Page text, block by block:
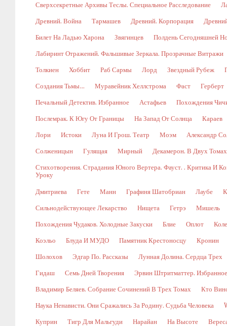
Сверхсекретные Архивы Теслы. Специальное Расследование
Древний. Война Тармашев Древний. Корпорация
Билет На Ладью Харона Звягинцев Полдень Сегодняшней
Лабиринт Отражений. Фальшивые Зеркала. Прозрачные Витражи
Толкиен Хоббит Раб Сармы Лорд Звездный Рубеж
Создания Тьмы… Муравейник Хеллстрома Фаст Герберт
Печальный Детектив. Избранное Астафьев Похождения
Послемрак. К Югу От Границы На Запад От Солнца Караев
Лори Истоки Луна И Грош. Театр Моэм Александр
Солженицын Гулящая Мирный Декамерон. В Двух
Стихотворения. Страдания Юного Вертера. Фауст. . Критика И
Уроку
Дмитриева Гете Манн Графиня Шатобриан Лаубе
Сильнодействующее Лекарство Нищета Гетрэ Мишель
Похождения Чудаков. Холодные Закуски Блие Оплот
Коэльо Блуда И МУДО Памятник Крестоносцу Кронин
Шолохов Эдгар По. Рассказы Лунная Долина. Сердца Трех
Гидаш Семь Дней Творения Эрвин Штритматтер. Избранное
Владимир Беляев. Собрание Сочинений В Трех Томах Кто
Наука Ненависти. Они Сражались За Родину. Судьба Человека
Куприн Тигр Для Мальгуди Нарайан На Высоте